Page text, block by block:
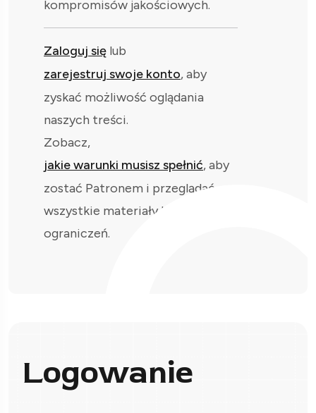
kompromisów jakościowych.
Zaloguj się lub
zarejestruj swoje konto, aby
zyskać możliwość oglądania
naszych treści.
Zobacz,
jakie warunki musisz spełnić, aby
zostać Patronem i przeglądać
wszystkie materiały bez
ograniczeń.
Logowanie